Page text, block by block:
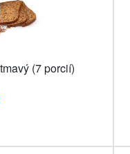
(7 porcií)